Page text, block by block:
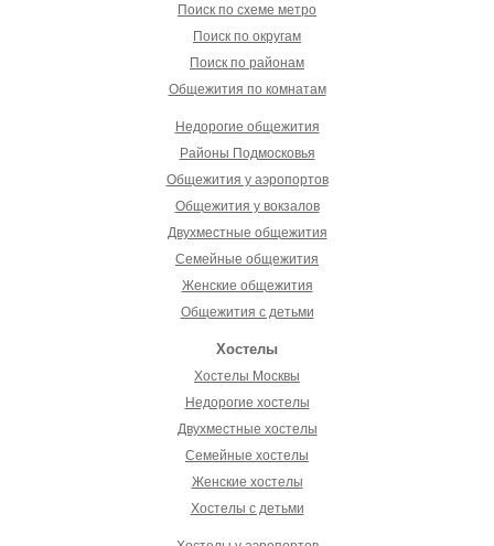
Поиск по схеме метро
Поиск по округам
Поиск по районам
Общежития по комнатам
Недорогие общежития
Районы Подмосковья
Общежития у аэропортов
Общежития у вокзалов
Двухместные общежития
Семейные общежития
Женские общежития
Общежития с детьми
Хостелы
Хостелы Москвы
Недорогие хостелы
Двухместные хостелы
Семейные хостелы
Женские хостелы
Хостелы с детьми